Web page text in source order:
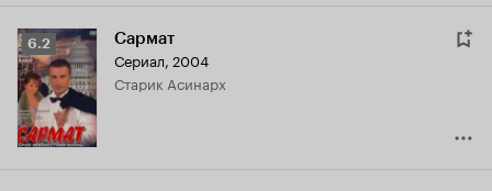
Рейтинг
Кинопоиска
6.2
6.2 Сармат
Сериал, 2004
старик Асинарх